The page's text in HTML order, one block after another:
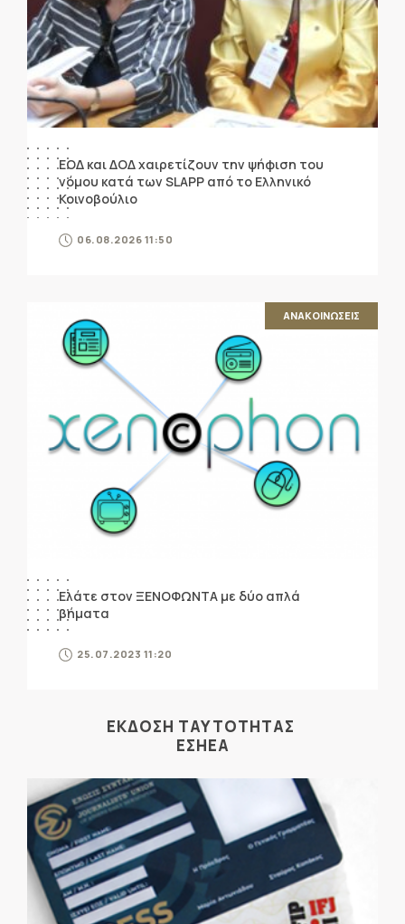
ΕΟΔ και ΔΟΔ χαιρετίζουν την ψήφιση του
νόμου κατά των SLAPP από το Ελληνικό
Κοινοβούλιο
06.08.2026 11:50
ΑΝΑΚΟΙΝΩΣΕΙΣ
Ελάτε στον ΞΕΝΟΦΩΝΤΑ με δύο απλά
βήματα
25.07.2023 11:20
ΕΚΔΟΣΗ ΤΑΥΤΟΤΗΤΑΣ
ΕΣΗΕΑ